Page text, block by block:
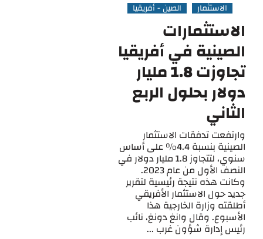
الاستثمار الصين - أفريقيا
الاستثمارات
الصينية في أفريقيا
تجاوزت 1.8 مليار
دولار بحلول الربع
الثاني
وارتفعت تدفقات الاستثمار
الصينية بنسبة 4.4% على أساس
سنوي، لتتجاوز 1.8 مليار دولار في
النصف الأول من عام 2023.
وكانت هذه نتيجة رئيسية لتقرير
جديد حول الاستثمار الأفريقي
أطلقته وزارة الخارجية هذا
الأسبوع. وقال وانغ دونغ، نائب
رئيس إدارة شؤون غرب ...